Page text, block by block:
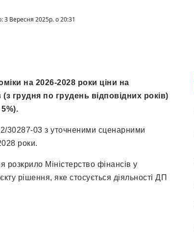
3 Вересня 2025р. о 20:31
на 2026-2028 роки ціни на
грудня по грудень відповідних років)
30287-03 з уточненими сценарними
роки.
розкрило Міністерство фінансів у
рішення, яке стосується діяльності ДП